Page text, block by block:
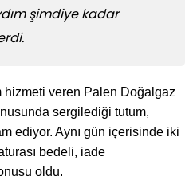
şimdiye kadar
hizmeti veren Palen Doğalgaz
sergilediği tutum,
ediyor. Aynı gün içerisinde iki
bedeli, iade
oldu.